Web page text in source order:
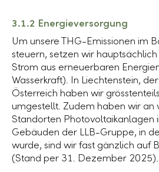
3.1.2 Energieversorgung
Um unsere THG-Emissionen im
steuern, setzen wir
Strom aus erneuerbaren
Wasserkraft). In Liechtenstein,
Österreich haben wir
umgestellt. Zudem haben wir an
Standorten Photovoltaikanlagen
Gebäuden der LLB-Gruppe, in
wurde, sind wir fast gänzlich auf
(Stand per 31. Dezember 2025).